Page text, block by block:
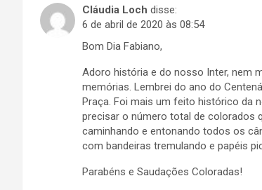
Cláudia Loch disse:
6 de abril de 2020 às 08:54
Bom Dia Fabiano,
Adoro história e do nosso Inter, nem
memórias. Lembrei do ano do
Praça. Foi mais um feito histórico da
precisar o número total de colorados
caminhando e entonando todos os
com bandeiras tremulando e papéis
Parabéns e Saudações Coloradas!